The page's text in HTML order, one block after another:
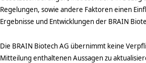
Regelungen, sowie andere Faktoren einen
Ergebnisse und Entwicklungen der BRAIN
Die BRAIN Biotech AG übernimmt keine
Mitteilung enthaltenen Aussagen zu